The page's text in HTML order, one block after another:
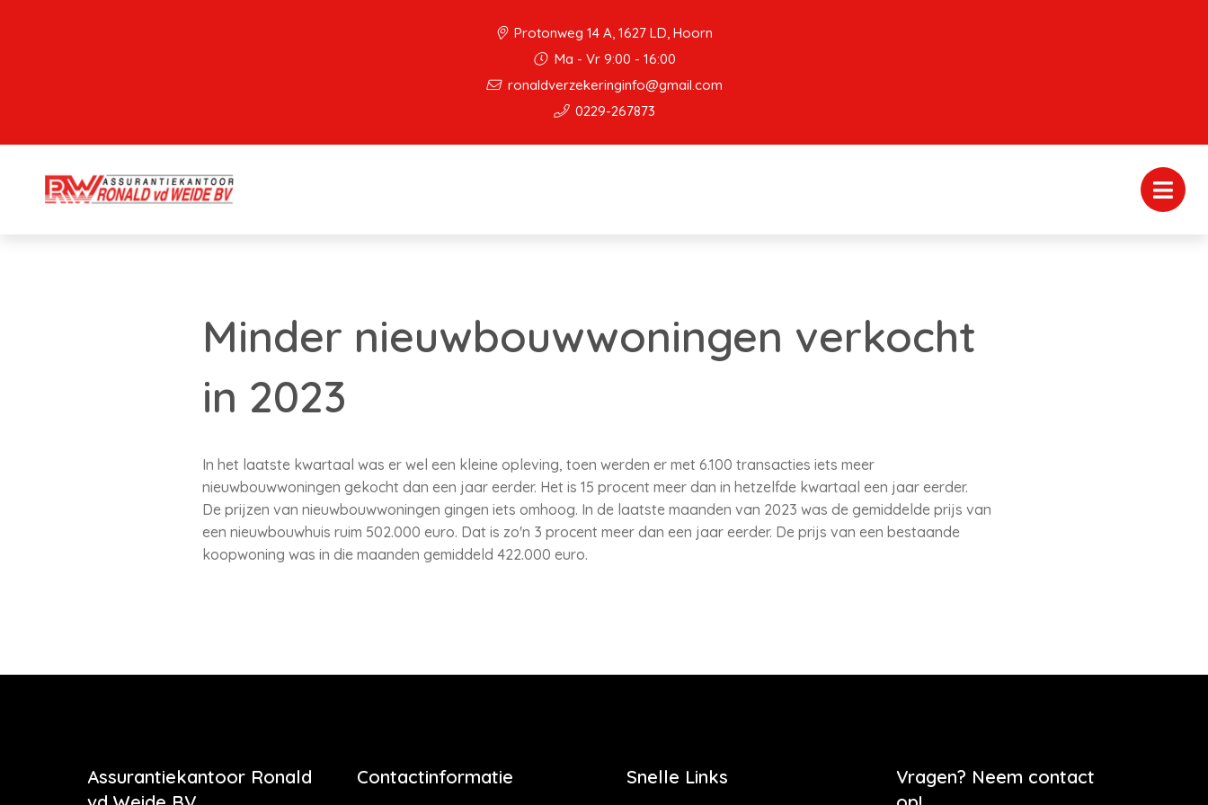
Protonweg 14 A, 1627 LD, Hoorn
Ma - Vr 9:00 - 16:00
ronaldverzekeringinfo@gmail.com
0229-267873
Minder nieuwbouwwoningen verkocht
in 2023
In het laatste kwartaal was er wel een kleine opleving, toen werden er met 6.100 transacties iets meer
nieuwbouwwoningen gekocht dan een jaar eerder. Het is 15 procent meer dan in hetzelfde kwartaal een jaar eerder.
De prijzen van nieuwbouwwoningen gingen iets omhoog. In de laatste maanden van 2023 was de gemiddelde prijs van
een nieuwbouwhuis ruim 502.000 euro. Dat is zo'n 3 procent meer dan een jaar eerder. De prijs van een bestaande
koopwoning was in die maanden gemiddeld 422.000 euro.
Assurantiekantoor Ronald
Contactinformatie Snelle Links
Vragen? Neem contact